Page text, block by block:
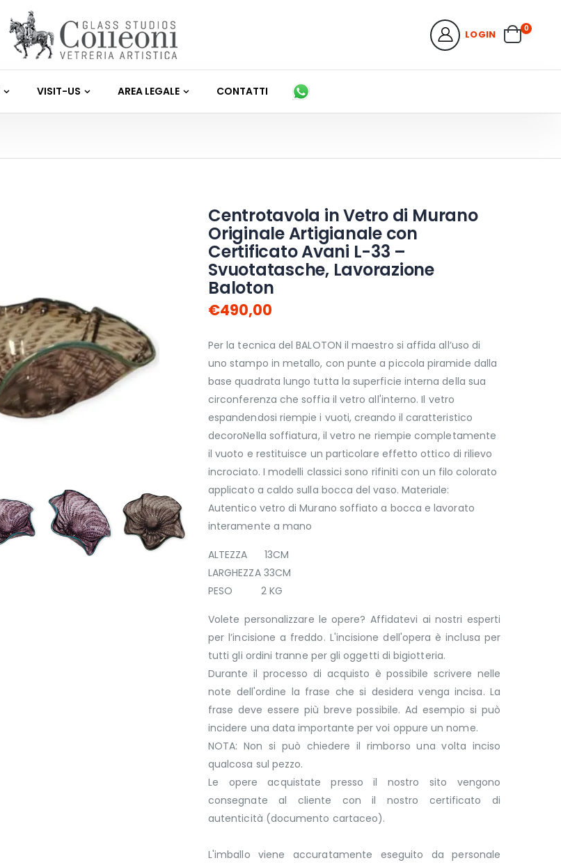
LOGIN 0
VISIT-US AREA LEGALE CONTATTI
Centrotavola in Vetro di Murano
Originale Artigianale con
Certificato Avani L-33 –
Svuotatasche, Lavorazione
Baloton
€490,00
Per la tecnica del BALOTON il maestro si affida all’uso di
uno stampo in metallo, con punte a piccola piramide dalla
base quadrata lungo tutta la superficie interna della sua
circonferenza che soffia il vetro all'interno. Il vetro
espandendosi riempie i vuoti, creando il caratteristico
decoroNella soffiatura, il vetro ne riempie completamente
il vuoto e restituisce un particolare effetto ottico di rilievo
incrociato. I modelli classici sono rifiniti con un filo colorato
applicato a caldo sulla bocca del vaso. Materiale:
Autentico vetro di Murano soffiato a bocca e lavorato
interamente a mano
ALTEZZA 13CM
LARGHEZZA 33CM
PESO 2 KG
Volete personalizzare le opere? Affidatevi ai nostri esperti
per l’incisione a freddo. L'incisione dell'opera è inclusa per
tutti gli ordini tranne per gli oggetti di bigiotteria.
Durante il processo di acquisto è possibile scrivere nelle
note dell'ordine la frase che si desidera venga incisa. La
frase deve essere più breve possibile. Ad esempio si può
incidere una data importante per voi oppure un nome.
NOTA: Non si può chiedere il rimborso una volta inciso
qualcosa sul pezzo.
Le opere acquistate presso il nostro sito vengono
consegnate al cliente con il nostro certificato di
autenticità (documento cartaceo).
L'imballo viene accuratamente eseguito da personale